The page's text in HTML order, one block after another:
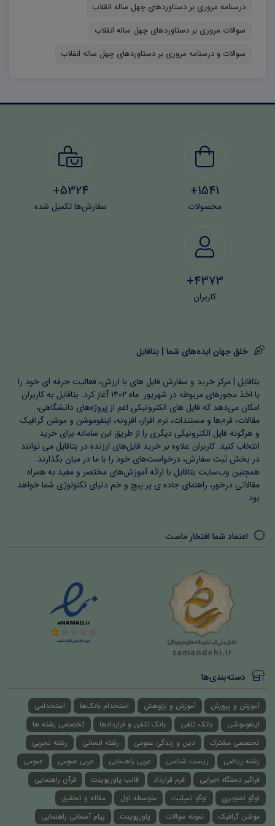
برای سقف قبولی پذیرفته شدگان در نظر گرفته شده است. از
آنجایی که از سال ۱۴۰۴ هفتاد درصد ظرفیت های قبولی
درسنامه مروری بر دستاوردهای چهل ساله انقلاب
سوالات مروری بر دستاوردهای چهل ساله انقلاب
سوالات و درسنامه مروری بر دستاوردهای چهل ساله انقلاب
1541+
محصولات
5324+
سفارش‌ها تکمیل شده
4373+
کاربران
خلق جهان ایده‌های شما | بتافایل
بتافایل | مرکز خرید و سفارش فایل های با ارزش، فعالیت حرفه ای خود را
با اخذ مجوزهای مربوطه در شهریور ماه ۱۴۰۲ آغاز کرد. بتافایل به کاربران
امکان می‌دهد که فایل های الکترونیکی اعم از پروژه‌های دانشگاهی،
مقالات، فرم‌ها و مستندات، نرم افزار، افزونه، اینفوموشن و موشن گرافیک
و هرگونه فایل الکترونیکی دیگری را از طریق این سامانه برای خرید
انتخاب کنید. کاربران علاوه بر خرید فایل‌های ارزنده در بتافایل می توانند
در بخش ثبت سفارش، درخواست‌های خود را با ما در میان بگذارند.
همچنین وب‌سایت بتافایل با ارائه آموزش‌های مختصر و مفید به همراه
مقالاتی درخور، راهنمای جاده ی پر پیچ و خم دنیای تکنولوژی شما خواهد
بود.
اعتماد شما افتخار ماست
دسته‌بندی‌ها
آموزش و پرورش آموزش و پژوهش استخدام بانک‌ها
استخدامی
اینفوموشن
بانک تلفن بانک تلفن و قراردادها
تخصصی رشته ها
تخصصی مشترک
دین و زندگی عمومی رشته انسانی
رشته تجربی
رشته ریاضی
زیست شناسی عربی راهنمایی عربی عمومی
عمومی
فراگیر دستگاه اجرایی
فرم قرارداد قالب پاورپوینت
قرآن راهنمایی
لوگو تصویری
لوگو تمپلیت متوسطه اول
مقاله و تحقیق
موشن گرافیک
نمونه سوالات پاورپوینت پیام آسمانی راهنمایی